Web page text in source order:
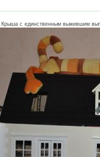
Крыша с единственным выжившим